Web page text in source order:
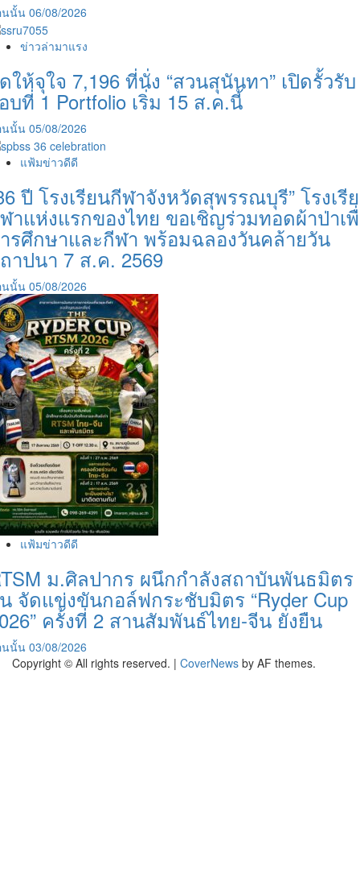
นนั้น 06/08/2026
ข่าวล่ามาแรง
ให้จุใจ 7,196 ที่นั่ง “สวนสุนันทา” เปิดรั้วรับ
บที่ 1 Portfolio เริ่ม 15 ส.ค.นี้
นนั้น 05/08/2026
แฟ้มข่าวดีดี
ปี โรงเรียนกีฬาจังหวัดสุพรรณบุรี” โรงเรี
าแห่งแรกของไทย ขอเชิญร่วมทอดผ้าป่าเ
รศึกษาและกีฬา พร้อมฉลองวันคล้ายวัน
าปนา 7 ส.ค. 2569
นนั้น 05/08/2026
แฟ้มข่าวดีดี
ม.ศิลปากร ผนึกกำลังสถาบันพันธมิตร
จัดแข่งขันกอล์ฟกระชับมิตร “Ryder Cup
ครั้งที่ 2 สานสัมพันธ์ไทย-จีน ยั่งยืน
นนั้น 03/08/2026
Copyright © All rights reserved. | CoverNews by AF themes.